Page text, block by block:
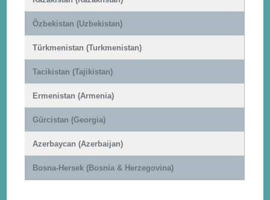
Özbekistan (Uzbekistan)
Türkmenistan (Turkmenistan)
Tacikistan (Tajikistan)
Ermenistan (Armenia)
Gürcistan (Georgia)
Azerbaycan (Azerbaijan)
Bosna-Hersek (Bosnia & Herzegovina)